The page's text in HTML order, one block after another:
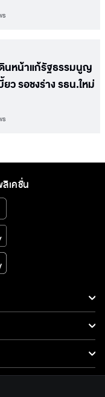
นหน้าแก้รัฐธรรมนูญ
ว รอชงร่าง รธน.ใหม่
เคชั่น